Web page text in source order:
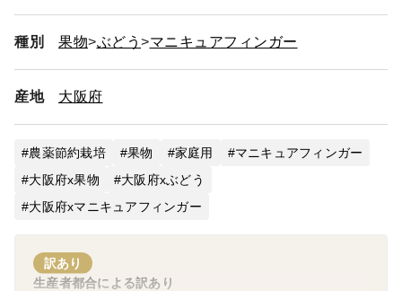
種別 果物 ぶどう マニキュアフィンガー
産地 大阪府
農薬節約栽培 果物 家庭用
マニキュアフィンガー
大阪府x果物
大阪府xぶどう
大阪府xマニキュアフィンガー
訳あり
生産者都合による訳あり